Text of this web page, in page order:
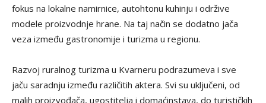
fokus na lokalne namirnice, autohtonu kuhinju i održive
modele proizvodnje hrane. Na taj način se dodatno jača
veza između gastronomije i turizma u regionu.
Razvoj ruralnog turizma u Kvarneru podrazumeva i sve
jaču saradnju između različitih aktera. Svi su uključeni, od
malih proizvođača, ugostitelja i domaćinstava, do turističkih